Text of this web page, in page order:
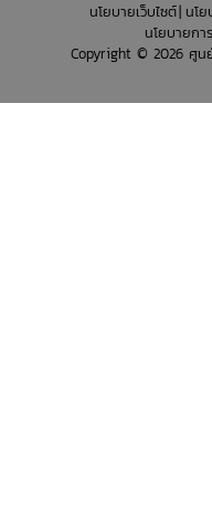
นโยบายเว็บไซต์ นโ
นโยบายก
Copyright © 2026 ศูน